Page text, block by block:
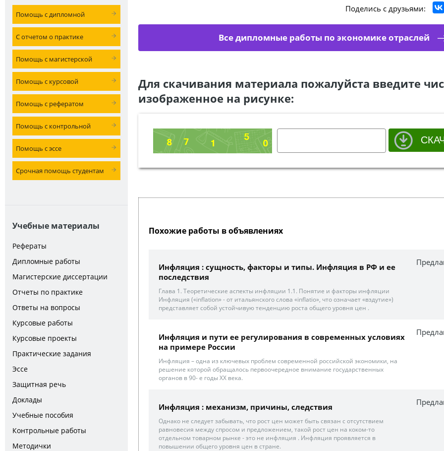
Помощь с дипломной
С отчетом о практике
Помощь с магистерской
Помощь с курсовой
Помощь с рефератом
Помощь с контрольной
Помощь с эссе
Срочная помощь студентам
Учебные материалы
Рефераты
Дипломные работы
Магистерские диссертации
Отчеты по практике
Ответы на вопросы
Курсовые работы
Курсовые проекты
Практические задания
Эссе
Защитная речь
Доклады
Учебные пособия
Контрольные работы
Методички
Поделись с друзьями:
Все дипломные работы по экономике отраслей
Для скачивания материала пожалуйста введите
изображенное на рисунке:
Похожие работы в объявлениях
Инфляция : сущность, факторы и типы. Инфляция в РФ и ее
последствия
Глава 1. Теоретические аспекты инфляции 1.1. Понятие и факторы инфляции
Инфляция («inflation» - от итальянского слова «inflatio», что означает «вздутие»)
представляет собой устойчивую тенденцию роста общего уровня цен .
Инфляция и пути ее регулирования в современных условиях
на примере России
Инфляция – одна из ключевых проблем современной российской экономики, на
решение которой обращалось первоочередное внимание государственных
органов в 90- е годы XX века.
Инфляция : механизм, причины, следствия
Однако не следует забывать, что рост цен может быть связан с отсутствием
равновесия между спросом и предложением, такой рост цен на коком-то
отдельном товарном рынке - это не инфляция . Инфляция проявляется в
повышении общего уровня цен в стране.